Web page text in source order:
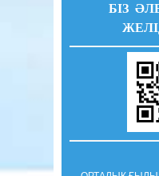
БІЗ